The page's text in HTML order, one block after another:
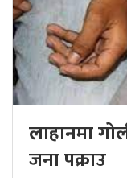
लाहानमा
जना पक्राउ